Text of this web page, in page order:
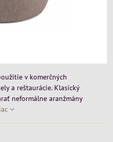
v komerčných
a reštaurácie. Klasický
neformálne aranžmány